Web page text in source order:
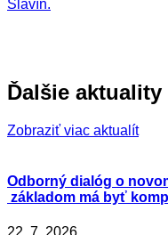
Slavín.
Ďalšie aktuality
Zobraziť viac aktualít
Odborný dialóg o
základom má byť